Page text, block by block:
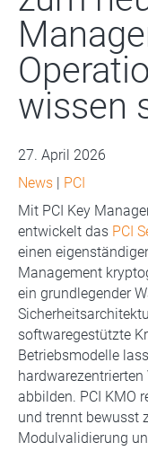
wissen
27. April 2026
News | PCI
Mit PCI Key
entwickelt das PCI
einen
Management
ein grundlegender
softwaregestützte
Betriebsmodelle
abbilden. PCI KMO
und trennt bewusst
Modulvalidierung